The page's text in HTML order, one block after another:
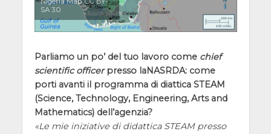
SA 3.0
Parliamo un po’ del tuo lavoro come chief
scientific officerpresso laNASRDA: come
porti avanti il programma di diattica STEAM
(Science, Technology, Engineering, Arts and
Mathematics) dell’agenzia?
Le mie iniziative di didattica STEAM presso